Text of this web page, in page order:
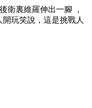
衛裏維羅伸出一腳 ，
玩笑說，這是挑戰人